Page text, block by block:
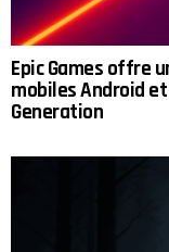
Epic Games offre
mobiles Android
Generation